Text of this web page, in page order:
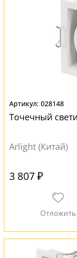
028148
Точечный
Arlight (Китай)
3 807 ₽